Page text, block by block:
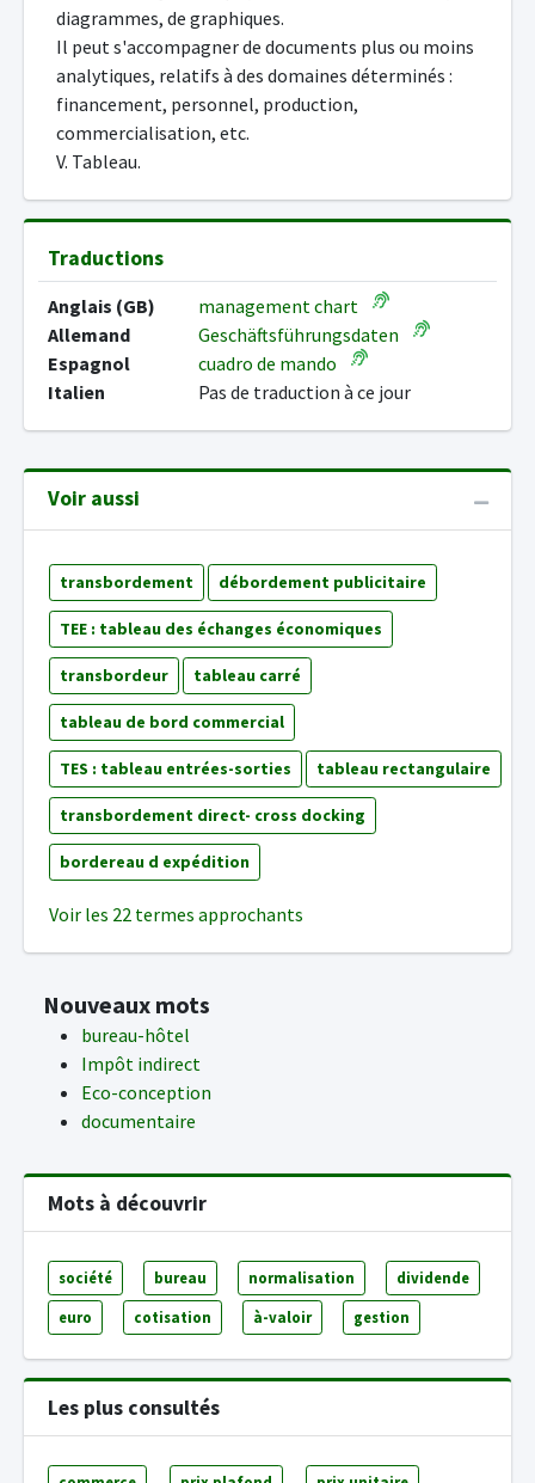
diagrammes, de graphiques.
Il peut s'accompagner de documents plus ou moins
analytiques, relatifs à des domaines déterminés :
financement, personnel, production,
commercialisation, etc.
V. Tableau.
Traductions
Anglais (GB)
management chart
Allemand
Geschäftsführungsdaten
Espagnol
cuadro de mando
Italien
Pas de traduction à ce jour
Voir aussi
transbordement débordement publicitaire
TEE : tableau des échanges économiques
transbordeur tableau carré
tableau de bord commercial
TES : tableau entrées-sorties tableau rectangulaire
transbordement direct- cross docking
bordereau d expédition
Voir les 22 termes approchants
Nouveaux mots
bureau-hôtel
Impôt indirect
Eco-conception
documentaire
Mots à découvrir
société bureau normalisation dividende
euro cotisation à-valoir gestion
Les plus consultés